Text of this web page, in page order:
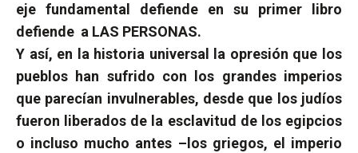
eje fundamental defiende en su primer libro
defiende a LAS PERSONAS.
Y así, en la historia universal la opresión que los
pueblos han sufrido con los grandes imperios
que parecían invulnerables, desde que los judíos
fueron liberados de la esclavitud de los egipcios
o incluso mucho antes –los griegos, el imperio